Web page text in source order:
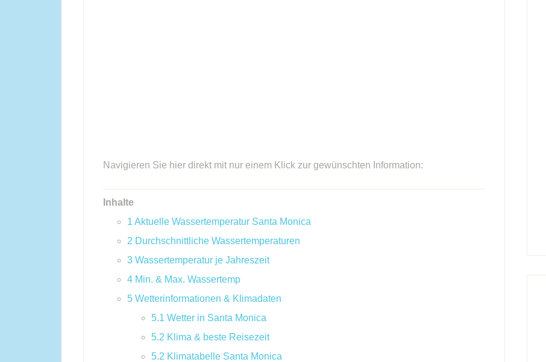
Navigieren Sie hier direkt mit nur einem Klick zur gewünschten Information:
Inhalte
1 Aktuelle Wassertemperatur Santa Monica
2 Durchschnittliche Wassertemperaturen
3 Wassertemperatur je Jahreszeit
4 Min. & Max. Wassertemp
5 Wetterinformationen & Klimadaten
5.1 Wetter in Santa Monica
5.2 Klima & beste Reisezeit
5.2 Klimatabelle Santa Monica